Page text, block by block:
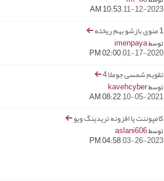
11-12-2023,
10:53 AM
1منوی بازشو بهم ریخته
توسطimenpaya
01-17-2020,
02:00 PM
تقویم شمسی جوملا 4
توسطkavehcyber
10-05-2021,
08:22 AM
کامپوننت یا افزونه تریدینگ ویو
توسطaslani606
03-26-2023,
04:58 PM